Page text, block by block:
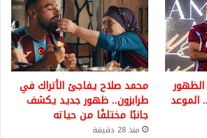
الموعد
محمد صلاح يفاجئ الأتراك في
طرابزون.. ظهور جديد يكشف
جانبًا مختلفًا من حياته
منذ 28 دقيقة